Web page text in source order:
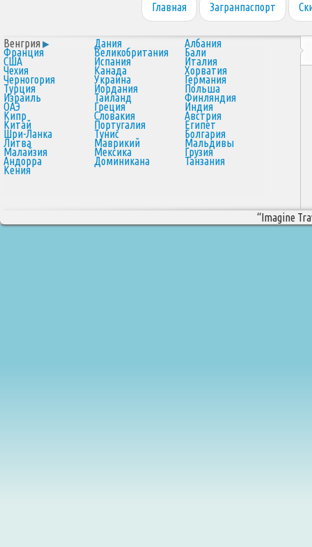
Главная Загранпаспорт
Венгрия Дания Албания
Франция Великобритания Бали
США Испания Италия
Чехия Канада Хорватия
Черногория Украина Германия
Турция Иордания Польша
Израиль Таиланд Финляндия
ОАЭ Греция Индия
Кипр Словакия Австрия
Китай Португалия Египет
Шри-Ланка Тунис Болгария
Литва Маврикий Мальдивы
Малайзия Мексика Грузия
Андорра Доминикана Танзания
Кения
“Imagine